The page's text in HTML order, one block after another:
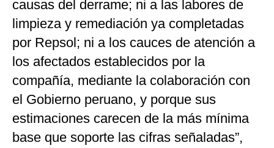
causas del derrame; ni a las labores de
limpieza y remediación ya completadas
por Repsol; ni a los cauces de atención a
los afectados establecidos por la
compañía, mediante la colaboración con
el Gobierno peruano, y porque sus
estimaciones carecen de la más mínima
base que soporte las cifras señaladas”,